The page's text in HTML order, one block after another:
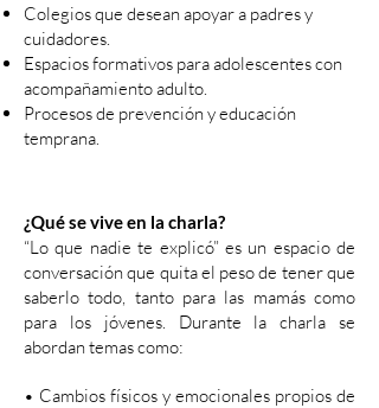
Colegios que desean apoyar a padres y
cuidadores.
Espacios formativos para adolescentes con
acompañamiento adulto.
Procesos de prevención y educación
temprana.
¿Qué se vive en la charla?
“Lo que nadie te explicó” es un espacio de
conversación que quita el peso de tener que
saberlo todo, tanto para las mamás como
para los jóvenes. Durante la charla se
abordan temas como:
• Cambios físicos y emocionales propios de